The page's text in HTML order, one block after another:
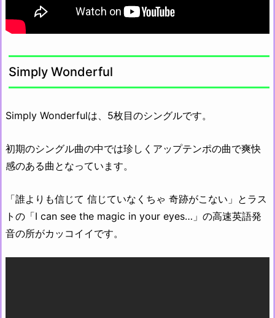
Simply Wonderful
Simply Wonderfulは、5枚目のシングルです。
初期のシングル曲の中では珍しくアップテンポの曲で爽快
感のある曲となっています。
「誰よりも信じて 信じていなくちゃ 奇跡がこない」とラス
トの「I can see the magic in your eyes…」の高速英語発
音の所がカッコイイです。